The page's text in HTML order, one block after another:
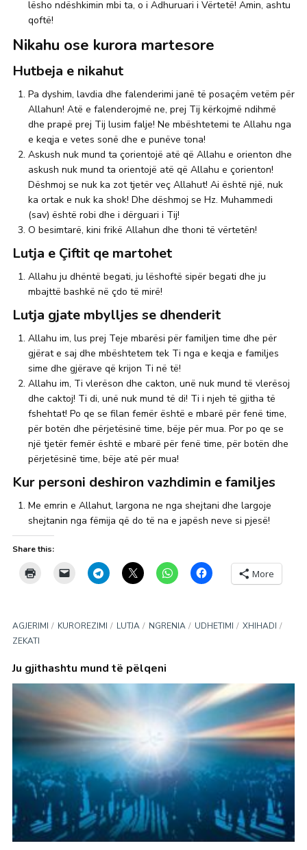
lësho ndëshkimin mbi ta, o i Adhuruari i Vërtetë! Amin, ashtu
qoftë!
Nikahu ose kurora martesore
Hutbeja e nikahut
Pa dyshim, lavdia dhe falenderimi janë të posaçëm vetëm për
Allahun! Atë e falenderojmë ne, prej Tij kërkojmë ndihmë
dhe prapë prej Tij lusim falje! Ne mbështetemi te Allahu nga
e keqja e vetes sonë dhe e punëve tona!
Askush nuk mund ta çorientojë atë që Allahu e orienton dhe
askush nuk mund ta orientojë atë që Allahu e çorienton!
Dëshmoj se nuk ka zot tjetër veç Allahut! Ai është një, nuk
ka ortak e nuk ka shok! Dhe dëshmoj se Hz. Muhammedi
(sav) është robi dhe i dërguari i Tij!
O besimtarë, kini frikë Allahun dhe thoni të vërtetën!
Lutja e Çiftit qe martohet
Allahu ju dhëntë begati, ju lëshoftë sipër begati dhe ju
mbajttë bashkë në çdo të mirë!
Lutja gjate mbylljes se dhenderit
Allahu im, lus prej Teje mbarësi për familjen time dhe për
gjërat e saj dhe mbështetem tek Ti nga e keqja e familjes
sime dhe gjërave që krijon Ti në të!
Allahu im, Ti vlerëson dhe cakton, unë nuk mund të vlerësoj
dhe caktoj! Ti di, unë nuk mund të di! Ti i njeh të gjitha të
fshehtat! Po qe se filan femër është e mbarë për fenë time,
për botën dhe përjetësinë time, bëje për mua. Por po qe se
një tjetër femër është e mbarë për fenë time, për botën dhe
përjetësinë time, bëje atë për mua!
Kur personi deshiron vazhdimin e familjes
Me emrin e Allahut, largona ne nga shejtani dhe largoje
shejtanin nga fëmija që do të na e japësh neve si pjesë!
Share this:
More
AGJERIMI KUROREZIMI LUTJA NGRENIA UDHETIMI
XHIHADI
ZEKATI
Ju gjithashtu mund të pëlqeni